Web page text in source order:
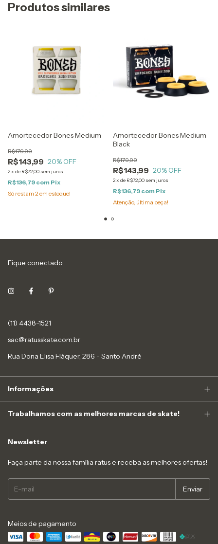
Produtos similares
Amortecedor Bones Medium
R$143,99
R$179,99
20% OFF
2x de R$72,00 sem juros
R$136,79 com Pix
Só restam 2em estoque!
Amortecedor Bones Medium
Black
R$143,99
R$179,99
20% OFF
2x de R$72,00 sem juros
R$136,79 com Pix
Atenção, última peça!
Fique conectado
(11) 4438-1521
sac@ratusskate.com.br
Rua Dona Elisa Fláquer, 286 - Santo André
Informações
Trabalhamos com as melhores marcas de skate!
Newsletter
Faça parte da nossa família ratus e receba as melhores ofertas!
Meios de pagamento